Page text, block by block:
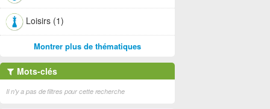
Loisirs (1)
Montrer plus de thématiques
Mots-clés
Il n'y a pas de filtres pour cette recherche